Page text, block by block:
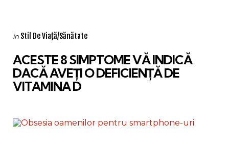
Categories
Posted
in Stil De Viaţă/Sănătate
ACESTE 8 SIMPTOME VĂ INDICĂ
DACĂ AVEȚI O DEFICIENȚĂ DE
VITAMINA D